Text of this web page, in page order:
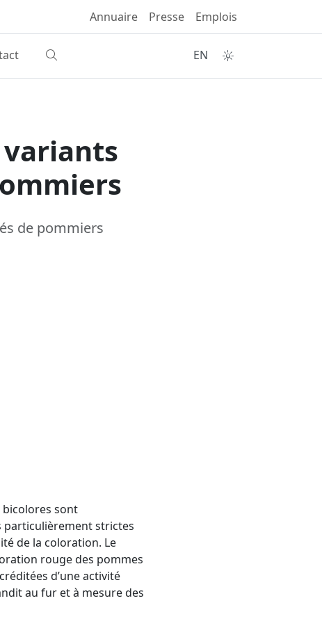
Annuaire Presse Emplois
EN
de pommiers
bicolores sont
particulièrement strictes
de la coloration. Le
rouge des pommes
d’une activité
au fur et à mesure des